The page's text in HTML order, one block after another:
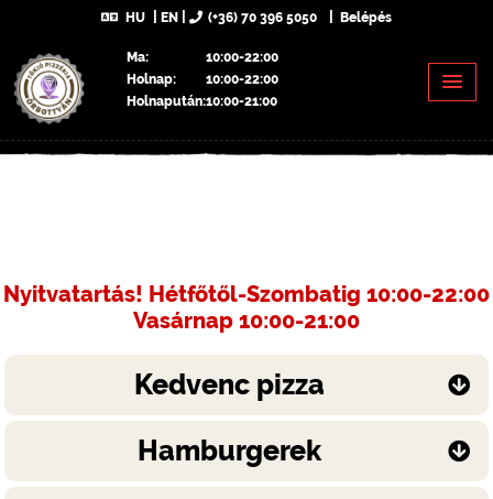
HU EN (+36) 70 396 5050 Belépés
Ma:
10:00-22:00
Holnap:
10:00-22:00
Holnapután:10:00-21:00
Nyitvatartás! Hétfőtől-Szombatig 10:00-22:00
Vasárnap 10:00-21:00
Kedvenc pizza
Hamburgerek